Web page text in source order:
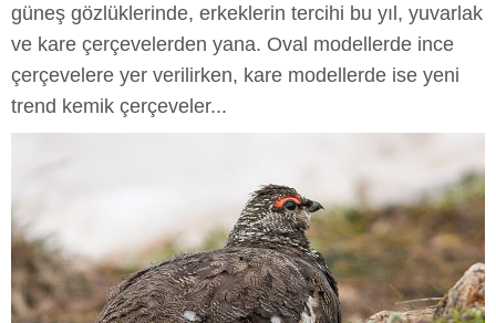
güneş gözlüklerinde, erkeklerin tercihi bu yıl, yuvarlak
ve kare çerçevelerden yana. Oval modellerde ince
çerçevelere yer verilirken, kare modellerde ise yeni
trend kemik çerçeveler...